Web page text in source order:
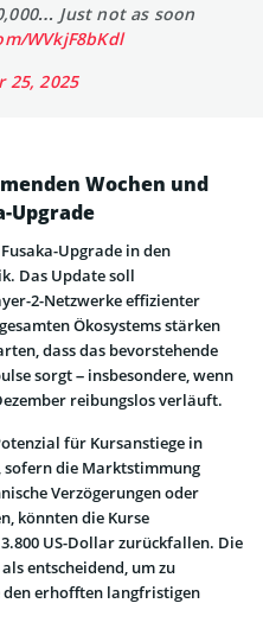
Just not as soon
WVkjF8bKdl
25, 2025
Wochen und
Upgrade
Upgrade in den
Das Update soll
2-Netzwerke effizienter
Ökosystems stärken
dass das bevorstehende
sorgt – insbesondere, wenn
reibungslos verläuft.
für Kursanstiege in
sofern die Marktstimmung
Verzögerungen oder
könnten die Kurse
US-Dollar zurückfallen. Die
entscheidend, um zu
den erhofften langfristigen